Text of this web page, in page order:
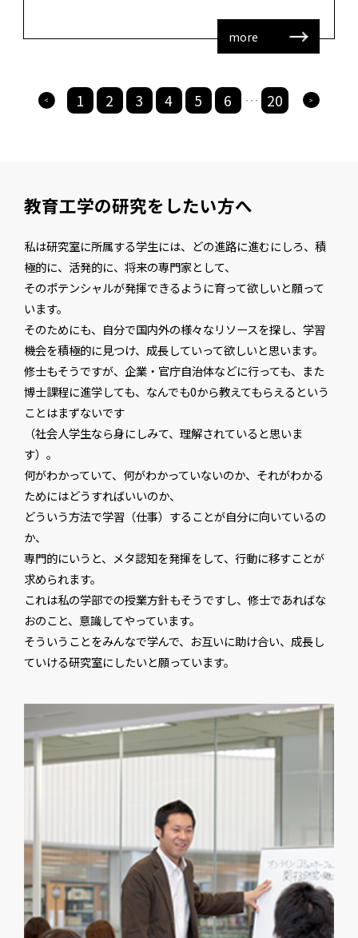
more
> 1 2 3 4 5 6 ・・・ 20 >
教育工学の研究をしたい方へ
私は研究室に所属する学生には、どの進路に進むにしろ、積
極的に、活発的に、将来の専門家として、
そのポテンシャルが発揮できるように育って欲しいと願って
います。
そのためにも、自分で国内外の様々なリソースを探し、学習
機会を積極的に見つけ、成長していって欲しいと思います。
修士もそうですが、企業・官庁自治体などに行っても、また
博士課程に進学しても、なんでも0から教えてもらえるという
ことはまずないです
（社会人学生なら身にしみて、理解されていると思いま
す）。
何がわかっていて、何がわかっていないのか、それがわかる
ためにはどうすればいいのか、
どういう方法で学習（仕事）することが自分に向いているの
か、
専門的にいうと、メタ認知を発揮をして、行動に移すことが
求められます。
これは私の学部での授業方針もそうですし、修士であればな
おのこと、意識してやっています。
そういうことをみんなで学んで、お互いに助け合い、成長し
ていける研究室にしたいと願っています。